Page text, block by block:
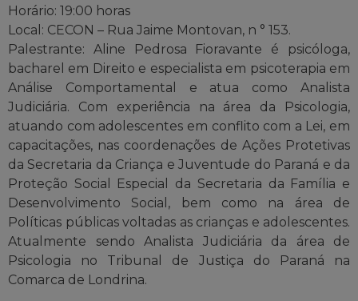
Horário: 19:00 horas
Local: CECON – Rua Jaime Montovan, n ° 153.
Palestrante: Aline Pedrosa Fioravante é psicóloga,
bacharel em Direito e especialista em psicoterapia em
Análise Comportamental e atua como Analista
Judiciária. Com experiência na área da Psicologia,
atuando com adolescentes em conflito com a Lei, em
capacitações, nas coordenações de Ações Protetivas
da Secretaria da Criança e Juventude do Paraná e da
Proteção Social Especial da Secretaria da Família e
Desenvolvimento Social, bem como na área de
Políticas públicas voltadas as crianças e adolescentes.
Atualmente sendo Analista Judiciária da área de
Psicologia no Tribunal de Justiça do Paraná na
Comarca de Londrina.